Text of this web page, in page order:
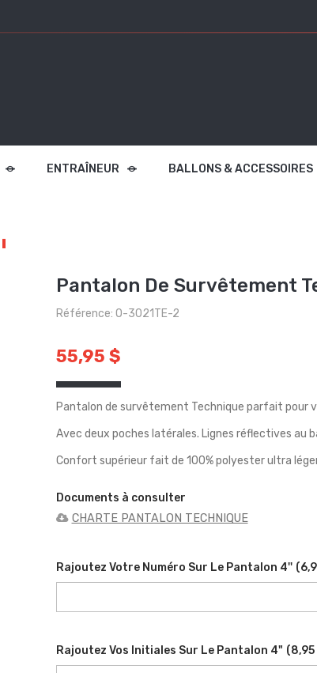
ENTRAÎNEUR BALLONS & ACCESSOIRES
Pantalon De Survêtement
Référence: O-3021TE-2
55,95 $
Pantalon de survêtement Technique parfait pour
Avec deux poches latérales. Lignes réflectives au
Confort supérieur fait de 100% polyester ultra
Documents à consulter
CHARTE PANTALON TECHNIQUE
Rajoutez Votre Numéro Sur Le Pantalon 4'' (
Rajoutez Vos Initiales Sur Le Pantalon 4" (8,95